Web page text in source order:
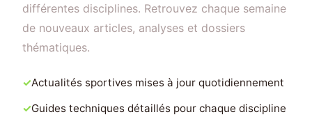
différentes disciplines. Retrouvez chaque semaine
de nouveaux articles, analyses et dossiers
thématiques.
Actualités sportives mises à jour quotidiennement
Guides techniques détaillés pour chaque discipline